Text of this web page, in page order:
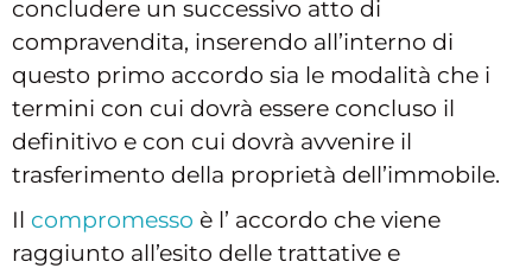
concludere un successivo atto di
compravendita, inserendo all’interno di
questo primo accordo sia le modalità che i
termini con cui dovrà essere concluso il
definitivo e con cui dovrà avvenire il
trasferimento della proprietà dell’immobile.
Il compromesso è l’ accordo che viene
raggiunto all’esito delle trattative e